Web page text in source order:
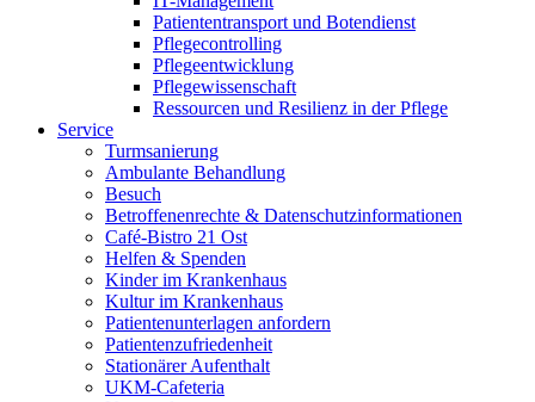
Patiententransport und Botendienst
Pflegecontrolling
Pflegeentwicklung
Pflegewissenschaft
Ressourcen und Resilienz in der Pflege
Service
Turmsanierung
Ambulante Behandlung
Besuch
Betroffenenrechte & Datenschutzinformationen
Café-Bistro 21 Ost
Helfen & Spenden
Kinder im Krankenhaus
Kultur im Krankenhaus
Patientenunterlagen anfordern
Patientenzufriedenheit
Stationärer Aufenthalt
UKM-Cafeteria